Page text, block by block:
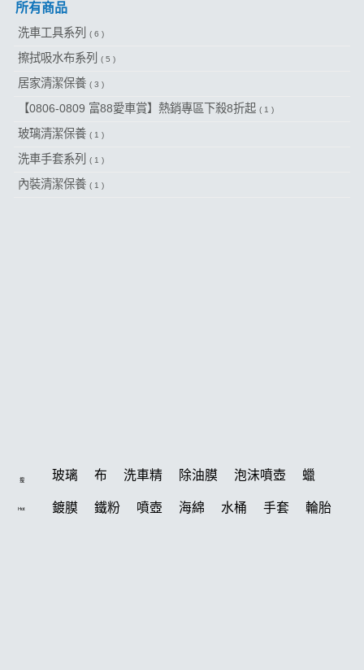
所有商品
洗車工具系列 ( 6 )
擦拭吸水布系列 ( 5 )
居家清潔保養 ( 3 )
【0806-0809 富88愛車賞】熱銷專區下殺8折起 ( 1 )
玻璃清潔保養 ( 1 )
洗車手套系列 ( 1 )
內裝清潔保養 ( 1 )
搜
Hot
玻璃 布 洗車精 除油膜 泡沫噴壺 蠟
鍍膜 鐵粉 噴壺 海綿 水桶 手套 輪胎